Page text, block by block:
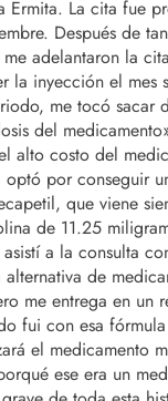
Ermita. La cita fue
Después de
me adelantaron la
la inyección el mes
me tocó sacar
del
alto costo del
por conseguir
que viene
de 11.25
a la consulta
de
me entrega en un
fui con esa
el medicamento
ese era un